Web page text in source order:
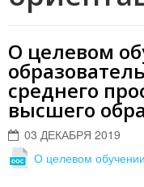
О целевом
среднего
высшего
03 ДЕКАБРЯ 2019
О целевом обучении